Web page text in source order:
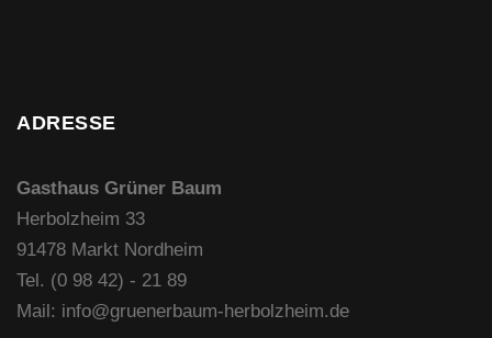
ADRESSE
Gasthaus Grüner Baum
Herbolzheim 33
91478 Markt Nordheim
Tel. (0 98 42) - 21 89
Mail: info@gruenerbaum-herbolzheim.de